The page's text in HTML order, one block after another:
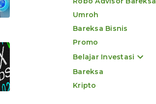
Umroh
Bareksa Bisnis
Promo
Belajar Investasi
Bareksa
Kripto